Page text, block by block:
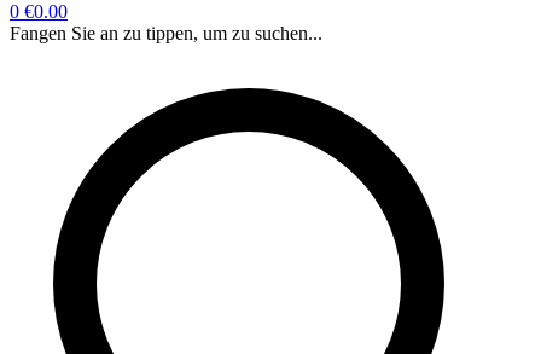
0 €0.00
Fangen Sie an zu tippen, um zu suchen...